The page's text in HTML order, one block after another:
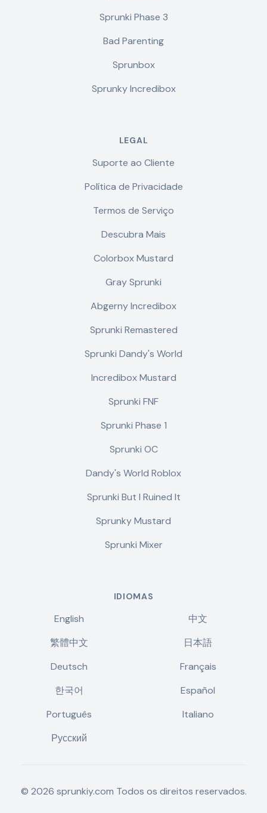
Sprunki Phase 3
Bad Parenting
Sprunbox
Sprunky Incredibox
LEGAL
Suporte ao Cliente
Política de Privacidade
Termos de Serviço
Descubra Mais
Colorbox Mustard
Gray Sprunki
Abgerny Incredibox
Sprunki Remastered
Sprunki Dandy's World
Incredibox Mustard
Sprunki FNF
Sprunki Phase 1
Sprunki OC
Dandy's World Roblox
Sprunki But I Ruined It
Sprunky Mustard
Sprunki Mixer
IDIOMAS
English
中文
繁體中文
日本語
Deutsch
Français
한국어
Español
Português
Italiano
Русский
© 2026 sprunkiy.com Todos os direitos reservados.